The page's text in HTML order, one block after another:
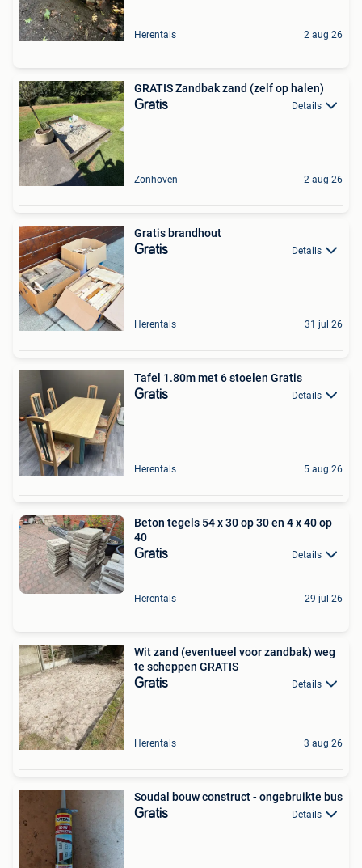
Herentals 2 aug 26
GRATIS Zandbak zand (zelf op halen)
Gratis Details
Zonhoven 2 aug 26
Gratis brandhout
Gratis Details
Herentals 31 jul 26
Tafel 1.80m met 6 stoelen Gratis
Gratis Details
Herentals 5 aug 26
Beton tegels 54 x 30 op 30 en 4 x 40 op
40
Gratis Details
Herentals 29 jul 26
Wit zand (eventueel voor zandbak) weg
te scheppen GRATIS
Gratis Details
Herentals 3 aug 26
Soudal bouw construct - ongebruikte bus
Gratis Details